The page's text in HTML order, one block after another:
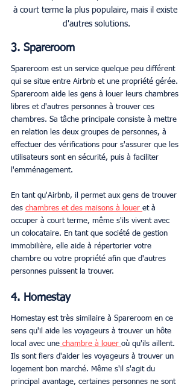
à court terme la plus populaire, mais il existe
d'autres solutions.
3. Spareroom
Spareroom est un service quelque peu différent
qui se situe entre Airbnb et une propriété gérée.
Spareroom aide les gens à louer leurs chambres
libres et d'autres personnes à trouver ces
chambres. Sa tâche principale consiste à mettre
en relation les deux groupes de personnes, à
effectuer des vérifications pour s'assurer que les
utilisateurs sont en sécurité, puis à faciliter
l'emménagement.
En tant qu'Airbnb, il permet aux gens de trouver
des chambres et des maisons à louer et à
occuper à court terme, même s'ils vivent avec
un colocataire. En tant que société de gestion
immobilière, elle aide à répertorier votre
chambre ou votre propriété afin que d'autres
personnes puissent la trouver.
4. Homestay
Homestay est très similaire à Spareroom en ce
sens qu'il aide les voyageurs à trouver un hôte
local avec une chambre à louer où qu'ils aillent.
Ils sont fiers d'aider les voyageurs à trouver un
logement bon marché. Même s'il s'agit du
principal avantage, certaines personnes ne sont